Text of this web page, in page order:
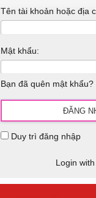
Tên tài khoản hoặc địa
Mật khẩu:
Bạn đã quên mật khẩu?
Duy trì đăng nhập
Login